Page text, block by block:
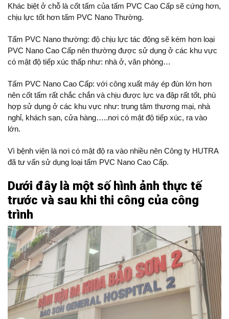
Khác biệt ở chỗ là cốt tấm của tấm PVC Cao Cấp sẽ cứng hơn,
chịu lực tốt hơn tấm PVC Nano Thường.
Tấm PVC Nano thường: độ chịu lực tác động sẽ kém hơn loại
PVC Nano Cao Cấp nên thường được sử dụng ở các khu vực
có mật độ tiếp xúc thấp như: nhà ở, văn phòng…
Tấm PVC Nano Cao Cấp: với công xuất máy ép đùn lớn hơn
nên cốt tấm rất chắc chắn và chịu được lực va đập rất tốt, phù
hợp sử dụng ở các khu vực như: trung tâm thương mại, nhà
nghỉ, khách sạn, cửa hàng…..nơi có mật độ tiếp xúc, ra vào
lớn.
Vì bệnh viện là nơi có mật độ ra vào nhiều nên Công ty HUTRA
đã tư vấn sử dụng loại tấm PVC Nano Cao Cấp.
Dưới đây là một số hình ảnh thực tế
trước và sau khi thi công của công
trình